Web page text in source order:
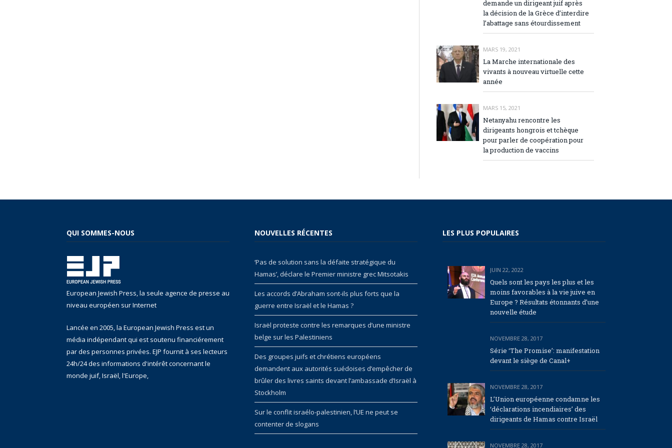
demande un dirigeant juif après
la décision de la Grèce d’interdire
l’abattage sans étourdissement
MARS 19, 2021
La Marche internationale des
vivants à nouveau virtuelle cette
année
MARS 15, 2021
Netanyahu rencontre les
dirigeants hongrois et tchèque
pour parler de coopération pour
la production de vaccins
QUI SOMMES-NOUS
European Jewish Press, la seule agence de presse au
niveau européen sur Internet
Lancée en 2005, la European Jewish Press est un
média indépendant qui est soutenu financiérement
par des personnes privées. EJP fournit à ses lecteurs
24h/24 des informations d'intérêt concernant le
monde juif, Israël, l'Europe,
NOUVELLES RÉCENTES
‘Pas de solution sans la défaite stratégique du
Hamas’, déclare le Premier ministre grec Mitsotakis
Les accords d’Abraham sont-ils plus forts que la
guerre entre Israël et le Hamas ?
Israël proteste contre les remarques d’une ministre
belge sur les Palestiniens
Des groupes juifs et chrétiens européens
demandent aux autorités suédoises d’empêcher de
brûler des livres saints devant l’ambassade d’Israël à
Stockholm
Sur le conflit israélo-palestinien, l’UE ne peut se
contenter de slogans
LES PLUS POPULAIRES
JUIN 22, 2022
Quels sont les pays les plus et les
moins favorables à la vie juive en
Europe ? Résultats étonnants d’une
nouvelle étude
NOVEMBRE 28, 2017
Série ‘The Promise’: manifestation
devant le siège de Canal+
NOVEMBRE 28, 2017
L’Union européenne condamne les
‘déclarations incendiaires’ des
dirigeants de Hamas contre Israël
NOVEMBRE 28, 2017